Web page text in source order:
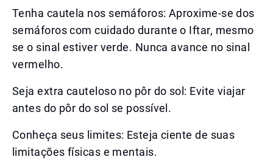
Tenha cautela nos semáforos: Aproxime-se dos
semáforos com cuidado durante o Iftar, mesmo
se o sinal estiver verde. Nunca avance no sinal
vermelho.
Seja extra cauteloso no pôr do sol: Evite viajar
antes do pôr do sol se possível.
Conheça seus limites: Esteja ciente de suas
limitações físicas e mentais.